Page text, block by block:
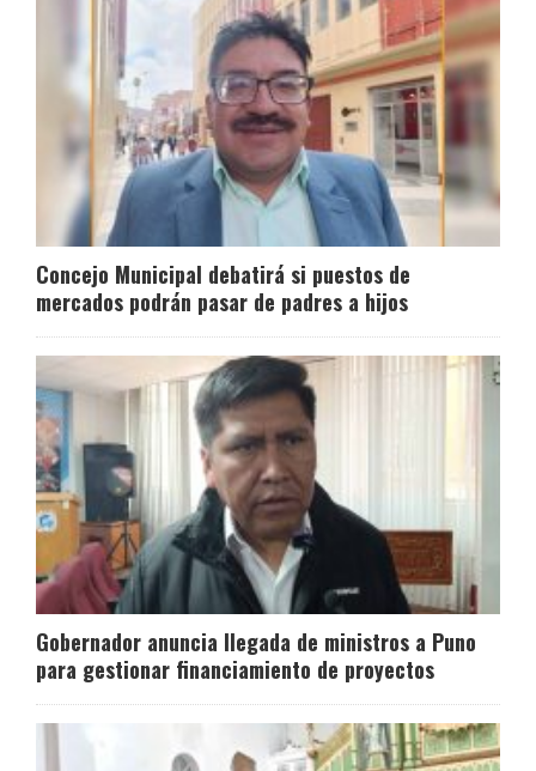
Concejo Municipal debatirá si puestos de
mercados podrán pasar de padres a hijos
Gobernador anuncia llegada de ministros a Puno
para gestionar financiamiento de proyectos